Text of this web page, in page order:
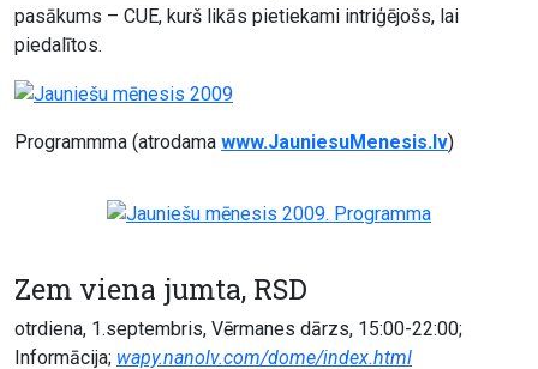
pasākums – CUE, kurš likās pietiekami intriģējošs, lai
piedalītos.
Programmma (atrodama www.JauniesuMenesis.lv)
Zem viena jumta, RSD
otrdiena, 1.septembris, Vērmanes dārzs, 15:00-22:00;
Informācija; wapy.nanolv.com/dome/index.html